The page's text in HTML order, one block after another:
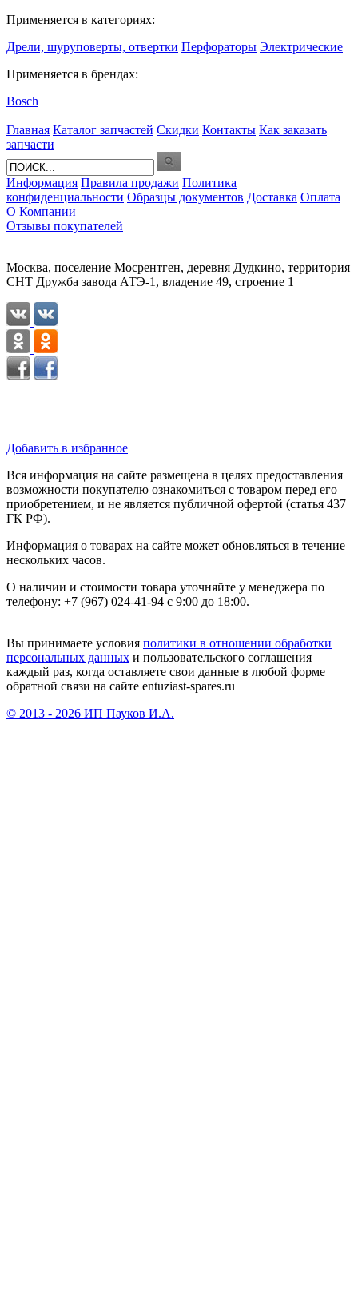
Применяется в категориях:
Дрели, шуруповерты, отвертки Перфораторы Электрические
Применяется в брендах:
Bosch
Главная Каталог запчастей Скидки Контакты Как заказать
запчасти
Информация Правила продажи Политика
конфиденциальности Образцы документов Доставка Оплата
О Компании
Отзывы покупателей
Москва, поселение Мосрентген, деревня Дудкино, территория
СНТ Дружба завода АТЭ-1, владение 49, строение 1
Добавить в избранное
Вся информация на сайте размещена в целях предоставления
возможности покупателю ознакомиться с товаром перед его
приобретением, и не является публичной офертой (статья 437
ГК РФ).
Информация о товарах на сайте может обновляться в течение
нескольких часов.
О наличии и стоимости товара уточняйте у менеджера по
телефону: +7 (967) 024-41-94 с 9:00 до 18:00.
Вы принимаете условия политики в отношении обработки
персональных данных и пользовательского соглашения
каждый раз, когда оставляете свои данные в любой форме
обратной связи на сайте entuziast-spares.ru
© 2013 - 2026 ИП Пауков И.А.